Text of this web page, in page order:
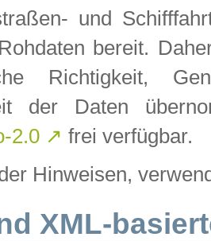
und
bereit.
Richtigkeit,
der Daten
2.0 ↗ frei verfügbar.
Hinweisen,
XML-